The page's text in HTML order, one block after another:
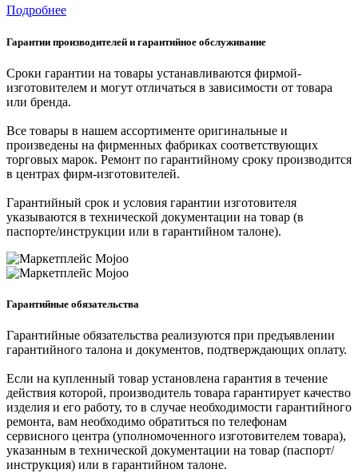
Подробнее
Гарантии производителей и гарантийное обслуживание
Сроки гарантии на товары устанавливаются фирмой-
изготовителем и могут отличаться в зависимости от товара
или бренда.
Все товары в нашем ассортименте оригинальные и
произведены на фирменных фабриках соответствующих
торговых марок. Ремонт по гарантийному сроку производится
в центрах фирм-изготовителей.
Гарантийный срок и условия гарантии изготовителя
указываются в технической документации на товар (в
паспорте/инструкции или в гарантийном талоне).
Гарантийные обязательства
Гарантийные обязательства реализуются при предъявлении
гарантийного талона и документов, подтверждающих оплату.
Если на купленный товар установлена гарантия в течение
действия которой, производитель товара гарантирует качество
изделия и его работу, то в случае необходимости гарантийного
ремонта, вам необходимо обратиться по телефонам
сервисного центра (уполномоченного изготовителем товара),
указанным в технической документации на товар (паспорт/
инструкция) или в гарантийном талоне.